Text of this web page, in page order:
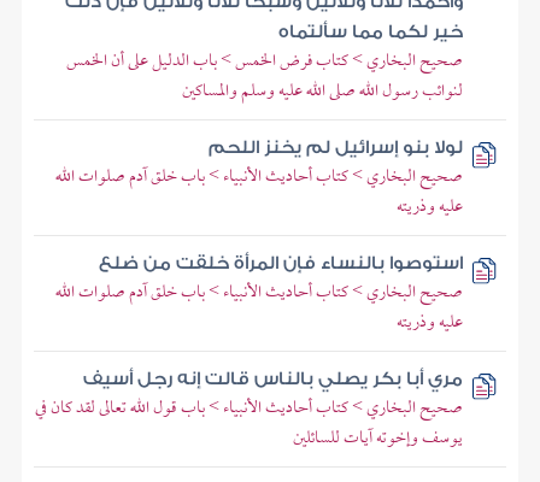
خير لكما مما سألتماه
صحيح البخاري > كتاب فرض الخمس > باب الدليل على أن الخمس
لنوائب رسول الله صلى الله عليه وسلم والمساكين
لولا بنو إسرائيل لم يخنز اللحم
صحيح البخاري > كتاب أحاديث الأنبياء > باب خلق آدم صلوات الله
عليه وذريته
استوصوا بالنساء فإن المرأة خلقت من ضلع
صحيح البخاري > كتاب أحاديث الأنبياء > باب خلق آدم صلوات الله
عليه وذريته
مري أبا بكر يصلي بالناس قالت إنه رجل أسيف
صحيح البخاري > كتاب أحاديث الأنبياء > باب قول الله تعالى لقد كان في
يوسف وإخوته آيات للسائلين